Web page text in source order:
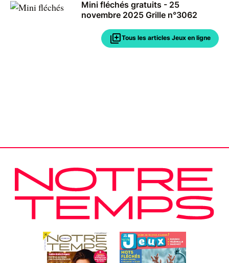
Mini fléchés gratuits - 25
novembre 2025 Grille n°3062
Tous les articles Jeux en ligne